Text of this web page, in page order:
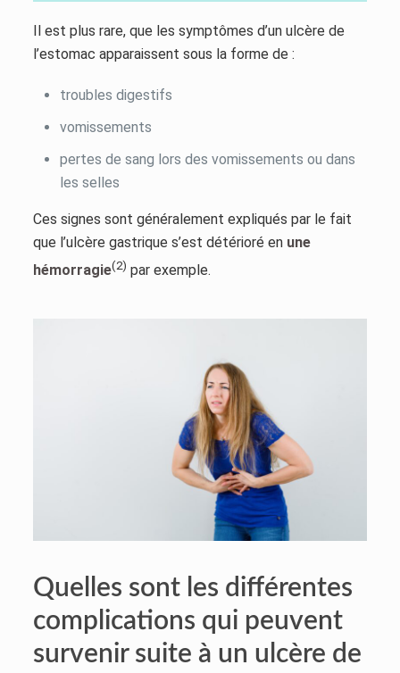
Il est plus rare, que les symptômes d’un ulcère de
l’estomac apparaissent sous la forme de :
troubles digestifs
vomissements
pertes de sang lors des vomissements ou dans
les selles
Ces signes sont généralement expliqués par le fait
que l’ulcère gastrique s’est détérioré en une
hémorragie(2) par exemple.
Quelles sont les différentes
complications qui peuvent
survenir suite à un ulcère de